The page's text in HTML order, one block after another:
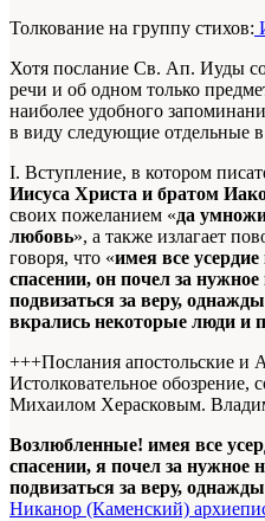
Толкование на группу стихов:
Хотя послание Св. Ап. Иуды
речи и об одном только
наиболее удобного
в виду следующие отдельные
I. Вступление, в котором
Иисуса Христа и братом
своих пожеланием «да
любовь», а также излагает
говоря, что «имея все
спасении, он почел за
подвизаться за веру,
вкрались некоторые люди и
+++Послания апостольские и
Истолковательное обозрение,
Михаилом Херасковым.
Возлюбленные! имея все
спасении, я почел за нужное
подвизаться за веру,
Никанор (Каменский)